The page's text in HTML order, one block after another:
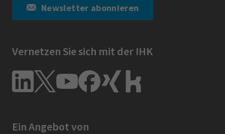
Newsletter abonnieren
Vernetzen Sie sich mit der IHK
Ein Angebot von